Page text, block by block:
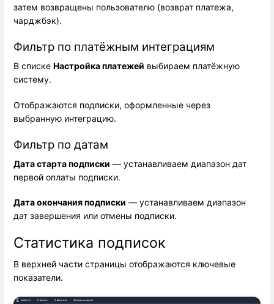
затем возвращены пользователю (возврат платежа,
чарджбэк).
Фильтр по платёжным интеграциям
В списке Настройка платежей выбираем платёжную
систему.
Отображаются подписки, оформленные через
выбранную интеграцию.
Фильтр по датам
Дата старта подписки — устанавливаем диапазон дат
первой оплаты подписки.
Дата окончания подписки — устанавливаем диапазон
дат завершения или отмены подписки.
Статистика подписок
В верхней части страницы отображаются ключевые
показатели.